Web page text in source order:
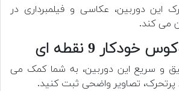
دوربین، عکاسی و فیلمبرداری در
می کند.
و سریع این دوربین، به شما کمک می
پرتحرک، تصاویر واضحی ثبت کنید.